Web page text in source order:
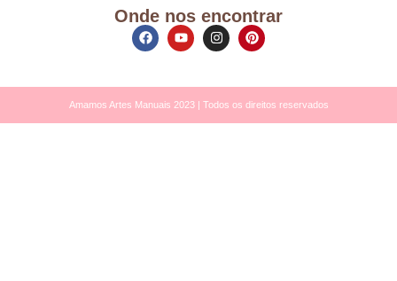
Onde nos encontrar
Amamos Artes Manuais 2023 | Todos os direitos reservados